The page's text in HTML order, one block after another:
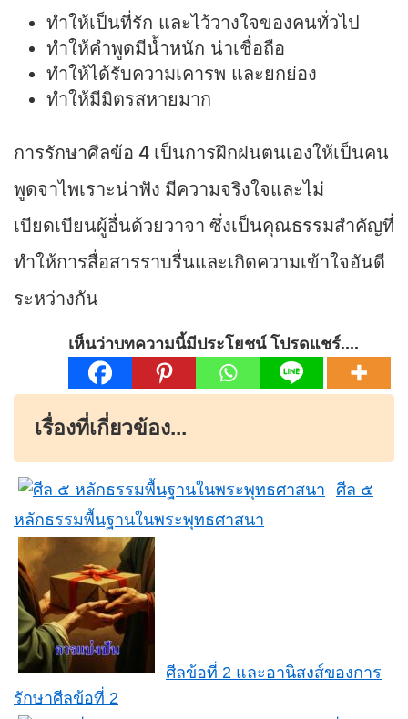
ทำให้เป็นที่รัก และไว้วางใจของคนทั่วไป
ทำให้คำพูดมีน้ำหนัก น่าเชื่อถือ
ทำให้ได้รับความเคารพ และยกย่อง
ทำให้มีมิตรสหายมาก
การรักษาศีลข้อ 4 เป็นการฝึกฝนตนเองให้เป็นคน
พูดจาไพเราะน่าฟัง มีความจริงใจและไม่
เบียดเบียนผู้อื่นด้วยวาจา ซึ่งเป็นคุณธรรมสำคัญที่
ทำให้การสื่อสารราบรื่นและเกิดความเข้าใจอันดี
ระหว่างกัน
เห็นว่าบทความนี้มีประโยชน์ โปรดแชร์....
เรื่องที่เกี่ยวข้อง...
ศีล ๕
หลักธรรมพื้นฐานในพระพุทธศาสนา
ศีลข้อที่ 2 และอานิสงส์ของการ
รักษาศีลข้อที่ 2